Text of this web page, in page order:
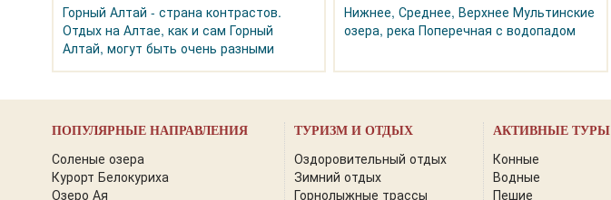
Горный Алтай - страна контрастов.
Отдых на Алтае, как и сам Горный
Алтай, могут быть очень разными
Нижнее, Среднее, Верхнее Мультинские
озера, река Поперечная с водопадом
ПОПУЛЯРНЫЕ НАПРАВЛЕНИЯ
Соленые озера
Курорт Белокуриха
Озеро Ая
ТУРИЗМ И ОТДЫХ
Оздоровительный отдых
Зимний отдых
Горнолыжные трассы
АКТИВНЫЕ ТУРЫ
Конные
Водные
Пешие